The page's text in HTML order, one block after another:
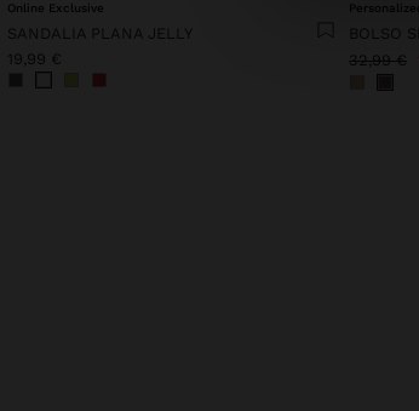
Online Exclusive
SANDALIA PLANA JELLY
19,99 €
Personalized
32,99 €